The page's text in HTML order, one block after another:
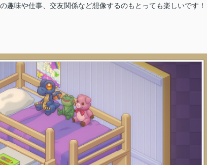
味や仕事、交友関係など想像するのもとっても楽しいです！